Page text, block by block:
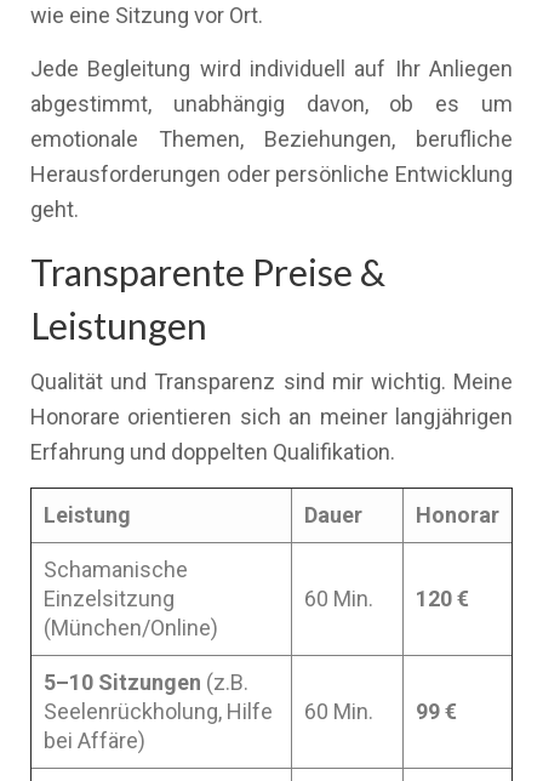
wie eine Sitzung vor Ort.
Jede Begleitung wird individuell auf Ihr Anliegen
abgestimmt, unabhängig davon, ob es um
emotionale Themen, Beziehungen, berufliche
Herausforderungen oder persönliche Entwicklung
geht.
Transparente Preise &
Leistungen
Qualität und Transparenz sind mir wichtig. Meine
Honorare orientieren sich an meiner langjährigen
Erfahrung und doppelten Qualifikation.
Leistung Dauer Honorar
Schamanische
Einzelsitzung
(München/Online)
60 Min. 120 €
5–10 Sitzungen (z.B.
Seelenrückholung, Hilfe
bei Affäre)
60 Min. 99 €